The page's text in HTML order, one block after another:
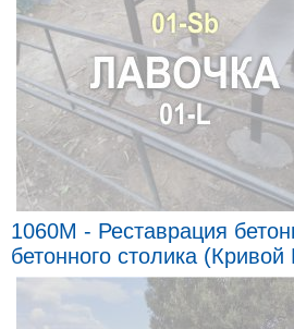
1060M - Реставрация
бетонного столика (Кривой